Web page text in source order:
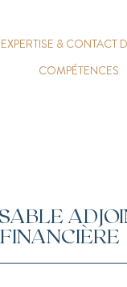
EXPERTISE & CONTACT
COMPÉTENCES